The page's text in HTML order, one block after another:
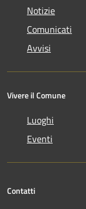
Notizie
Comunicati
Avvisi
Vivere il Comune
Luoghi
Eventi
Contatti